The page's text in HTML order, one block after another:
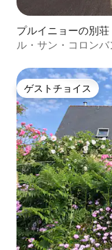
プルイニョーの別荘
ル・サン・コロン
ゲストチョイス
ゲストチョイス